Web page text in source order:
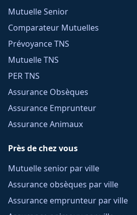
Mutuelle Senior
Comparateur Mutuelles
Prévoyance TNS
Mutuelle TNS
PER TNS
Assurance Obsèques
Assurance Emprunteur
Assurance Animaux
Près de chez vous
Mutuelle senior par ville
Assurance obsèques par ville
Assurance emprunteur par ville